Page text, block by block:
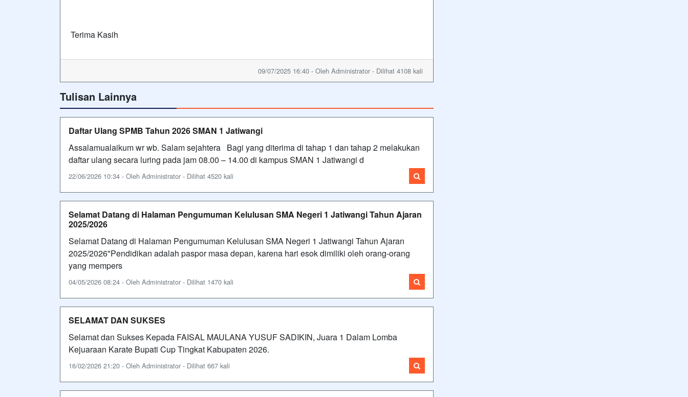
Terima Kasih
09/07/2025 16:40 - Oleh Administrator - Dilihat 4108 kali
Tulisan Lainnya
Daftar Ulang SPMB Tahun 2026 SMAN 1 Jatiwangi
Assalamualaikum wr wb. Salam sejahtera Bagi yang diterima di tahap 1 dan tahap 2 melakukan
daftar ulang secara luring pada jam 08.00 – 14.00 di kampus SMAN 1 Jatiwangi d
22/06/2026 10:34 - Oleh Administrator - Dilihat 4520 kali
Selamat Datang di Halaman Pengumuman Kelulusan SMA Negeri 1 Jatiwangi Tahun Ajaran
2025/2026
Selamat Datang di Halaman Pengumuman Kelulusan SMA Negeri 1 Jatiwangi Tahun Ajaran
2025/2026"Pendidikan adalah paspor masa depan, karena hari esok dimiliki oleh orang-orang
yang mempers
04/05/2026 08:24 - Oleh Administrator - Dilihat 1470 kali
SELAMAT DAN SUKSES
Selamat dan Sukses Kepada FAISAL MAULANA YUSUF SADIKIN, Juara 1 Dalam Lomba
Kejuaraan Karate Bupati Cup Tingkat Kabupaten 2026.
16/02/2026 21:20 - Oleh Administrator - Dilihat 667 kali